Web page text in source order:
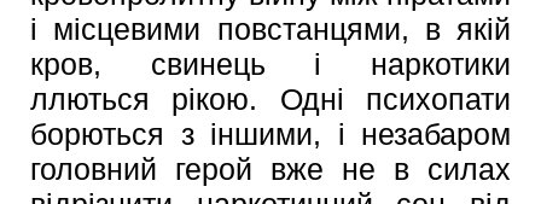
і місцевими повстанцями, в якій
кров, свинець і наркотики
ллються рікою. Одні психопати
борються з іншими, і незабаром
головний герой вже не в силах